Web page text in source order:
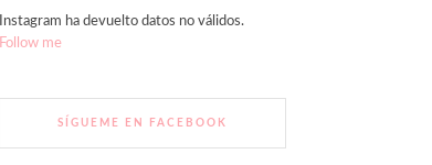
Instagram ha devuelto datos no válidos.
Follow me
SÍGUEME EN FACEBOOK